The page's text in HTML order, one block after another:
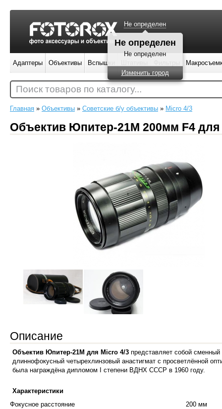
Главная » Объективы » Советские б/у объективы » Micro 4/3
Объектив Юпитер-21М 200мм F4 для
Описание
Объектив Юпитер-21М для Micro 4/3 представляет собой
длиннофокусный четырехлинзовый анастигмат с просветлённой
была награждёна дипломом I степени ВДНХ СССР в 1960 году.
Характеристики
Фокусное расстояние
200 мм
Не определен
Адаптеры Объективы Вспышки
Поиск товаров по каталогу...